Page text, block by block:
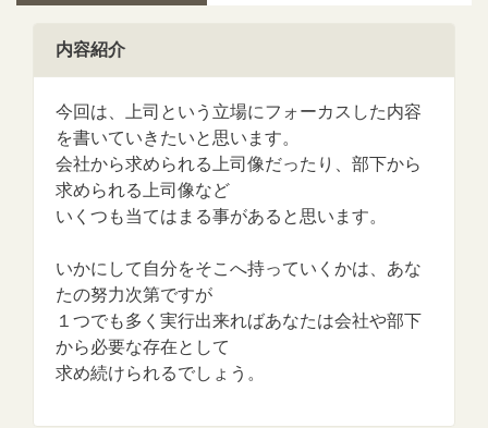
内容紹介
今回は、上司という立場にフォーカスした内容
を書いていきたいと思います。
会社から求められる上司像だったり、部下から
求められる上司像など
いくつも当てはまる事があると思います。
いかにして自分をそこへ持っていくかは、あな
たの努力次第ですが
１つでも多く実行出来ればあなたは会社や部下
から必要な存在として
求め続けられるでしょう。